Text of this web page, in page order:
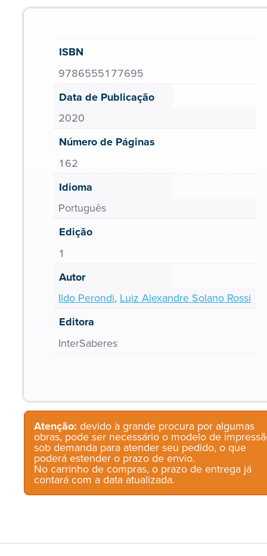
ISBN
9786555177695
Data de Publicação
2020
Número de Páginas
162
Idioma
Português
Edição
1
Autor
Ildo Perondi, Luiz Alexandre Solano Rossi
Editora
InterSaberes
Atenção: devido à grande procura por algumas
obras, pode ser necessário o modelo de
sob demanda para atender seu pedido, o que
poderá estender o prazo de envio.
No carrinho de compras, o prazo de entrega já
contará com a data atualizada.